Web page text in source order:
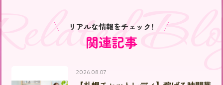
関連記事
リアルな情報をチェック！
2026.08.07